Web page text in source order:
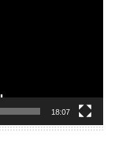
18:07